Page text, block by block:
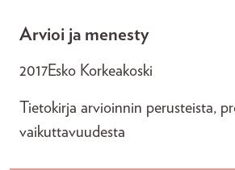
Arvioi ja menesty
2017Esko Korkeakoski
Tietokirja arvioinnin perusteista,
vaikuttavuudesta